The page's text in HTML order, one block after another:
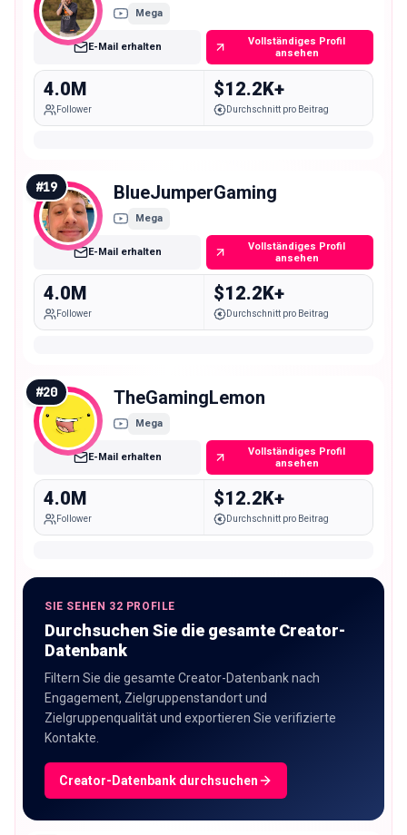
Mega
E-Mail erhalten
Vollständiges Profil
ansehen
4.0M
Follower
$12.2K+
Durchschnitt pro Beitrag
#19 BlueJumperGaming
Mega
E-Mail erhalten
Vollständiges Profil
ansehen
4.0M
Follower
$12.2K+
Durchschnitt pro Beitrag
#20 TheGamingLemon
Mega
E-Mail erhalten
Vollständiges Profil
ansehen
4.0M
Follower
$12.2K+
Durchschnitt pro Beitrag
SIE SEHEN 32 PROFILE
Durchsuchen Sie die gesamte Creator-
Datenbank
Filtern Sie die gesamte Creator-Datenbank nach
Engagement, Zielgruppenstandort und
Zielgruppenqualität und exportieren Sie verifizierte
Kontakte.
Creator-Datenbank durchsuchen